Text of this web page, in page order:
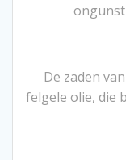
De zaden
felgele olie, die